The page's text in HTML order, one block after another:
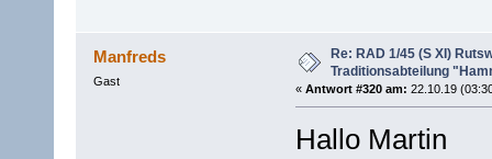
Manfreds
Gast
Re: RAD 1/45 (S XI)
Traditionsabteilung
« Antwort #320 am: 22.10.19
Hallo Martin